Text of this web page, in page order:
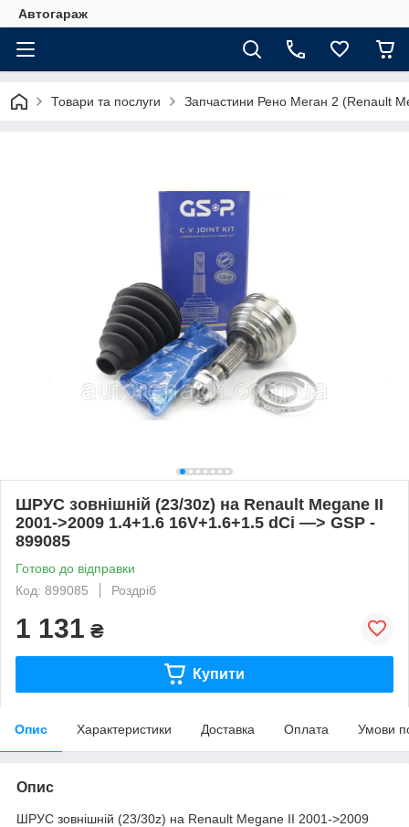
Автогараж
Товари та послуги Запчастини Рено Меган 2 (Renault
ШРУС зовнішній (23/30z) на Renault Megane II
2001->2009 1.4+1.6 16V+1.6+1.5 dCi —> GSP -
899085
Готово до відправки
Код: 899085
Роздріб
1 131 ₴
Купити
Опис Характеристики Доставка Оплата Умови
Опис
ШРУС зовнішній (23/30z) на Renault Megane II 2001->2009